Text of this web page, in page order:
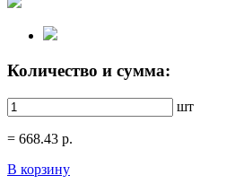
Количество и сумма:
шт
= 668.43 р.
В корзину